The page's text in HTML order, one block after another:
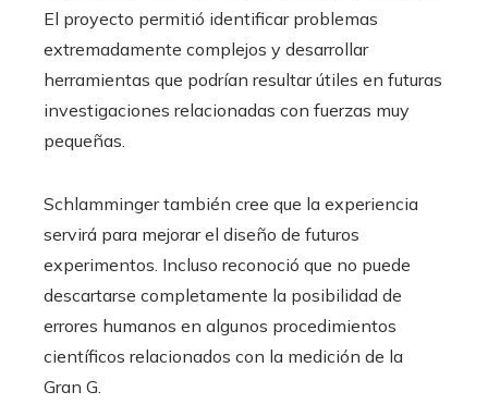
El proyecto permitió identificar problemas
extremadamente complejos y desarrollar
herramientas que podrían resultar útiles en futuras
investigaciones relacionadas con fuerzas muy
pequeñas.
Schlamminger también cree que la experiencia
servirá para mejorar el diseño de futuros
experimentos. Incluso reconoció que no puede
descartarse completamente la posibilidad de
errores humanos en algunos procedimientos
científicos relacionados con la medición de la
Gran G.